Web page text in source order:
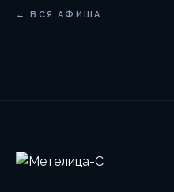
← ВСЯ АФИША